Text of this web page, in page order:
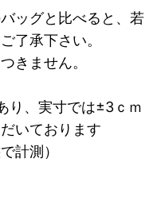
ッグと比べると、若
了承下さい。
きません。
り、実寸では±3ｃｍ
いております
計測）